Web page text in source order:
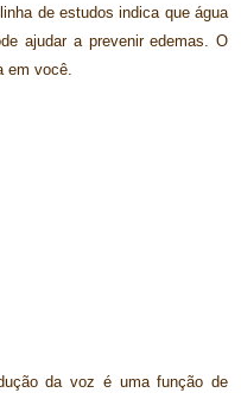
de estudos indica que água
ajudar a prevenir edemas. O
em você.
da voz é uma função de